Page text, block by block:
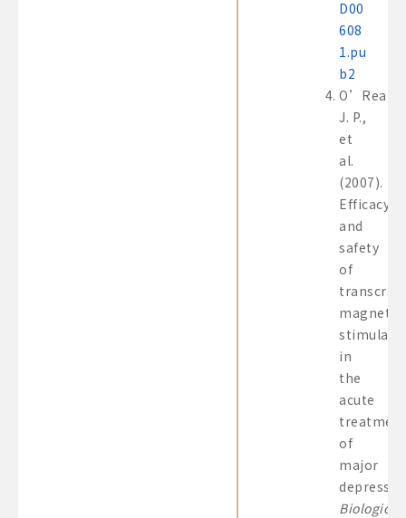
D00
608
1.pu
b2
J. P.,
et
al.
(2007).
Efficacy
and
safety
of
magnetic
in
the
acute
of
major
Biological